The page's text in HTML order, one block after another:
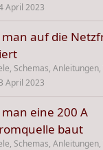
April 2023
man auf die
Schemas,
April 2023
eine 200 A
baut
Schemas,